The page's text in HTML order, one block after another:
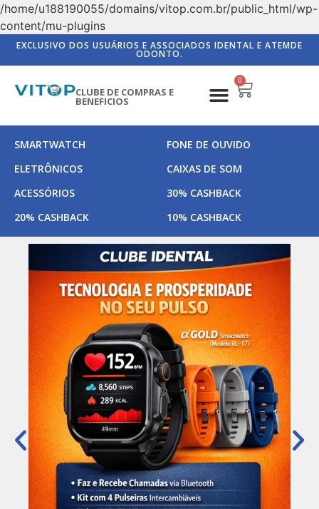
/home/u188190055/domains/vitop.com.br/public_html/wp-
content/mu-plugins
EXCLUSIVO DOS USUÁRIOS E ASSOCIADOS IDENTAL E ATEMDE
ODONTO.
CLUBE DE COMPRAS E
BENEFICIOS
0
SMARTWATCH
FONE DE OUVIDO
ELETRÔNICOS
CAIXAS DE SOM
ACESSÓRIOS
30% CASHBACK
20% CASHBACK
10% CASHBACK